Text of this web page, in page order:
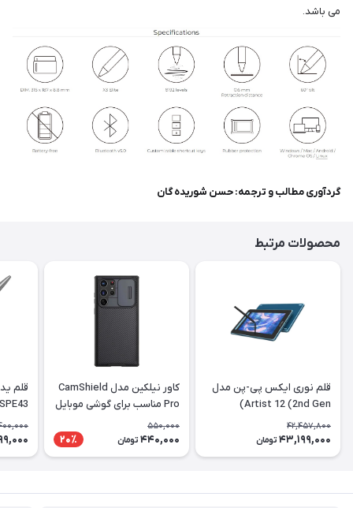
می باشد.
گردآوری مطالب و ترجمه: حسن شوریده گان
محصولات مرتبط
قلم نوری ایکس پی-پن مدل
Artist 12 (2nd Gen)
42,457,800
43,199,000 تومان
کاور نیلکین مدل CamShield
Pro مناسب برای گوشی موبایل
سامسونگ Galaxy S22 Ultra
550,000
440,000 تومان 20٪